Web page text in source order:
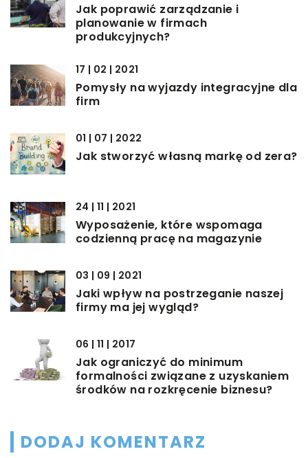
Jak poprawić zarządzanie i
planowanie w firmach
produkcyjnych?
17 | 02 | 2021
Pomysły na wyjazdy integracyjne dla
firm
01 | 07 | 2022
Jak stworzyć własną markę od zera?
24 | 11 | 2021
Wyposażenie, które wspomaga
codzienną pracę na magazynie
03 | 09 | 2021
Jaki wpływ na postrzeganie naszej
firmy ma jej wygląd?
06 | 11 | 2017
Jak ograniczyć do minimum
formalności związane z uzyskaniem
środków na rozkręcenie biznesu?
DODAJ KOMENTARZ